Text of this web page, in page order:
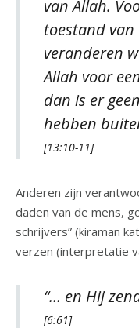
van Allah.
toestand
veranderen
Allah voor
dan is er
hebben
[13:10-11]
Anderen zijn
daden van de mens,
schrijvers” (kiraman
verzen (interpretatie
“… en Hij
[6:61]